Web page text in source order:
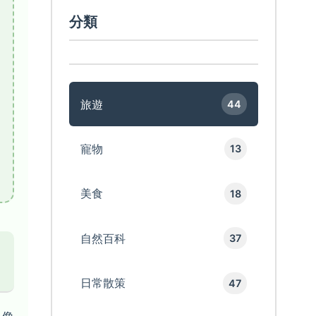
分類
旅遊 44
寵物 13
美食 18
自然百科 37
日常散策 47